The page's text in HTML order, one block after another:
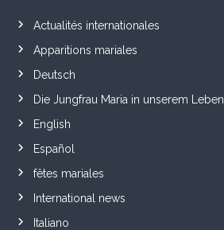
Actualités internationales
Apparitions mariales
Deutsch
Die Jungfrau Maria in unserem Leben
English
Español
fêtes mariales
International news
Italiano